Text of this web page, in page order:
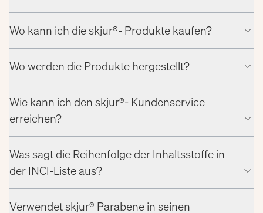
Wo kann ich die skjur®- Produkte kaufen?
Wo werden die Produkte hergestellt?
Wie kann ich den skjur®- Kundenservice
erreichen?
Was sagt die Reihenfolge der Inhaltsstoffe in
der INCI-Liste aus?
Verwendet skjur® Parabene in seinen